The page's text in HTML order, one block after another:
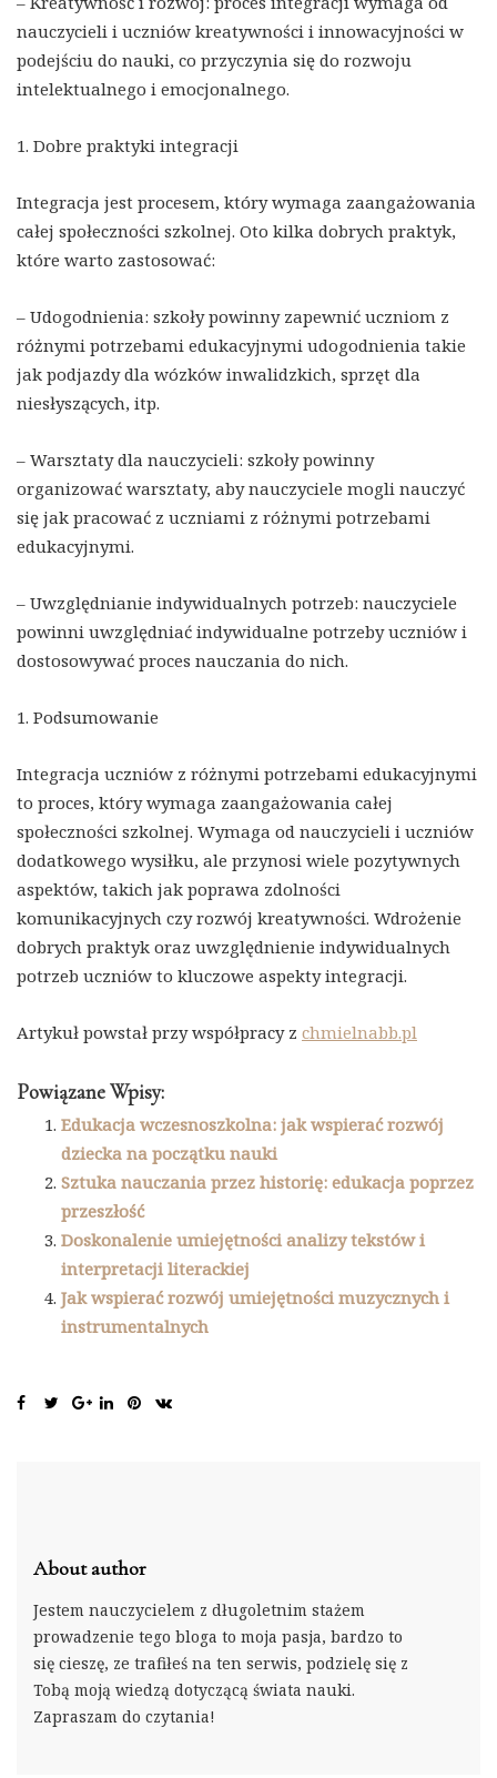
nauczycieli i uczniów kreatywności i innowacyjności w
podejściu do nauki, co przyczynia się do rozwoju
intelektualnego i emocjonalnego.
1. Dobre praktyki integracji
Integracja jest procesem, który wymaga zaangażowania
całej społeczności szkolnej. Oto kilka dobrych praktyk,
które warto zastosować:
– Udogodnienia: szkoły powinny zapewnić uczniom z
różnymi potrzebami edukacyjnymi udogodnienia takie
jak podjazdy dla wózków inwalidzkich, sprzęt dla
niesłyszących, itp.
– Warsztaty dla nauczycieli: szkoły powinny
organizować warsztaty, aby nauczyciele mogli nauczyć
się jak pracować z uczniami z różnymi potrzebami
edukacyjnymi.
– Uwzględnianie indywidualnych potrzeb: nauczyciele
powinni uwzględniać indywidualne potrzeby uczniów i
dostosowywać proces nauczania do nich.
1. Podsumowanie
Integracja uczniów z różnymi potrzebami edukacyjnymi
to proces, który wymaga zaangażowania całej
społeczności szkolnej. Wymaga od nauczycieli i uczniów
dodatkowego wysiłku, ale przynosi wiele pozytywnych
aspektów, takich jak poprawa zdolności
komunikacyjnych czy rozwój kreatywności. Wdrożenie
dobrych praktyk oraz uwzględnienie indywidualnych
potrzeb uczniów to kluczowe aspekty integracji.
Artykuł powstał przy współpracy z chmielnabb.pl
Powiązane Wpisy:
Edukacja wczesnoszkolna: jak wspierać rozwój
dziecka na początku nauki
Sztuka nauczania przez historię: edukacja poprzez
przeszłość
Doskonalenie umiejętności analizy tekstów i
interpretacji literackiej
Jak wspierać rozwój umiejętności muzycznych i
instrumentalnych
About author
Jestem nauczycielem z długoletnim stażem
prowadzenie tego bloga to moja pasja, bardzo to
się cieszę, ze trafiłeś na ten serwis, podzielę się z
Tobą moją wiedzą dotyczącą świata nauki.
Zapraszam do czytania!